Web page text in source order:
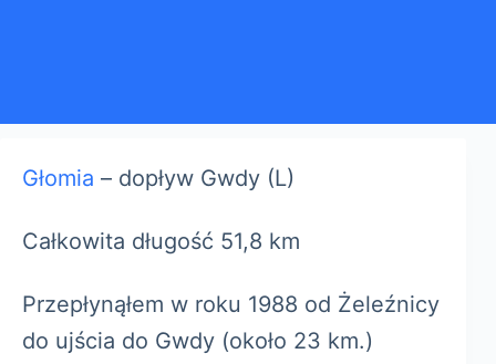
Głomia – dopływ Gwdy (L)
Całkowita długość 51,8 km
Przepłynąłem w roku 1988 od Żeleźnicy
do ujścia do Gwdy (około 23 km.)